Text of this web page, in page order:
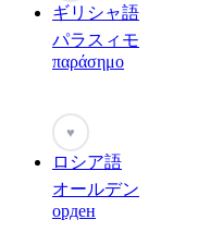
ギリシャ語
パラスィモ
παράσημο
♥
ロシア語
オールデン
орден